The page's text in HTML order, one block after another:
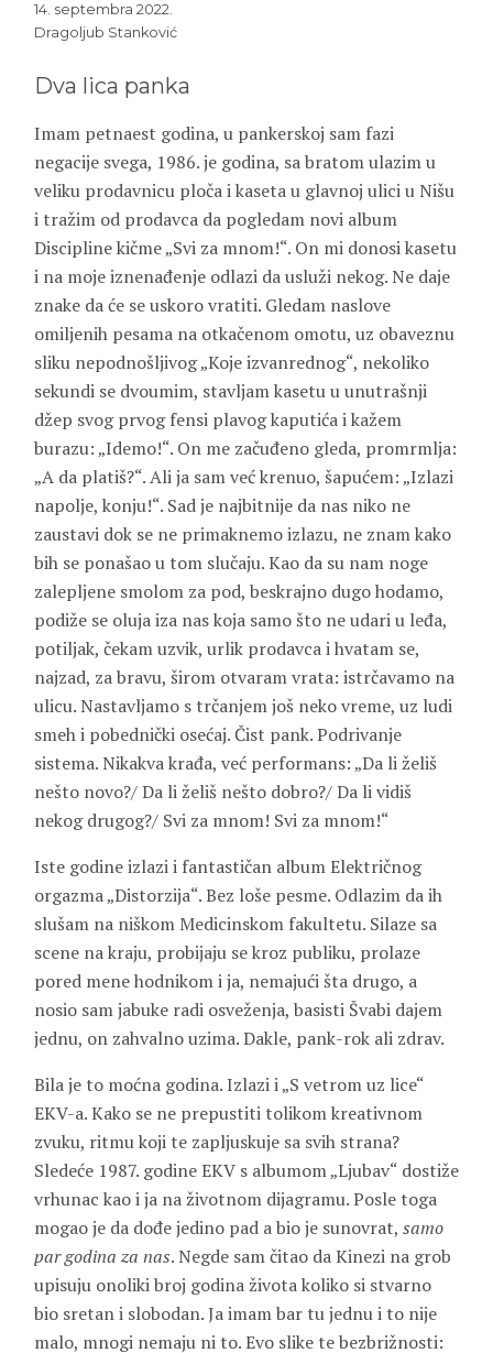
14. septembra 2022.
Dragoljub Stanković
Dva lica panka
Imam petnaest godina, u pankerskoj sam fazi
negacije svega, 1986. je godina, sa bratom ulazim u
veliku prodavnicu ploča i kaseta u glavnoj ulici u Nišu
i tražim od prodavca da pogledam novi album
Discipline kičme „Svi za mnom!“. On mi donosi kasetu
i na moje iznenađenje odlazi da usluži nekog. Ne daje
znake da će se uskoro vratiti. Gledam naslove
omiljenih pesama na otkačenom omotu, uz obaveznu
sliku nepodnošljivog „Koje izvanrednog“, nekoliko
sekundi se dvoumim, stavljam kasetu u unutrašnji
džep svog prvog fensi plavog kaputića i kažem
burazu: „Idemo!“. On me začuđeno gleda, promrmlja:
„A da platiš?“. Ali ja sam već krenuo, šapućem: „Izlazi
napolje, konju!“. Sad je najbitnije da nas niko ne
zaustavi dok se ne primaknemo izlazu, ne znam kako
bih se ponašao u tom slučaju. Kao da su nam noge
zalepljene smolom za pod, beskrajno dugo hodamo,
podiže se oluja iza nas koja samo što ne udari u leđa,
potiljak, čekam uzvik, urlik prodavca i hvatam se,
najzad, za bravu, širom otvaram vrata: istrčavamo na
ulicu. Nastavljamo s trčanjem još neko vreme, uz ludi
smeh i pobednički osećaj. Čist pank. Podrivanje
sistema. Nikakva krađa, već performans: „Da li želiš
nešto novo?/ Da li želiš nešto dobro?/ Da li vidiš
nekog drugog?/ Svi za mnom! Svi za mnom!“
Iste godine izlazi i fantastičan album Električnog
orgazma „Distorzija“. Bez loše pesme. Odlazim da ih
slušam na niškom Medicinskom fakultetu. Silaze sa
scene na kraju, probijaju se kroz publiku, prolaze
pored mene hodnikom i ja, nemajući šta drugo, a
nosio sam jabuke radi osveženja, basisti Švabi dajem
jednu, on zahvalno uzima. Dakle, pank-rok ali zdrav.
Bila je to moćna godina. Izlazi i „S vetrom uz lice“
EKV-a. Kako se ne prepustiti tolikom kreativnom
zvuku, ritmu koji te zapljuskuje sa svih strana?
Sledeće 1987. godine EKV s albumom „Ljubav“ dostiže
vrhunac kao i ja na životnom dijagramu. Posle toga
mogao je da dođe jedino pad a bio je sunovrat, samo
par godina za nas. Negde sam čitao da Kinezi na grob
upisuju onoliki broj godina života koliko si stvarno
bio sretan i slobodan. Ja imam bar tu jednu i to nije
malo, mnogi nemaju ni to. Evo slike te bezbrižnosti: